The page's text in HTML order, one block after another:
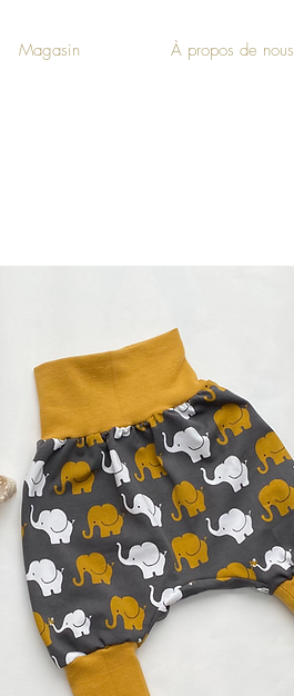
Magasin À propos de nous